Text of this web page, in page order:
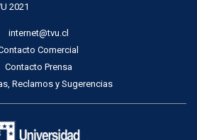
2021
internet@tvu.cl
Comercial
Contacto Prensa
Reclamos y Sugerencias